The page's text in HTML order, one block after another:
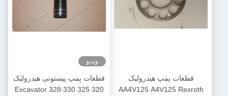
قطعات پمپ هیدرولیک
AA4V125 A4V125 Rexroth
ویدیو
قطعات پمپ پیستونی هیدرولیک
320 325 330 328 Excavator